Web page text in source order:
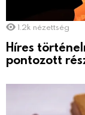
1.2k nézettség
Híres
pontozott